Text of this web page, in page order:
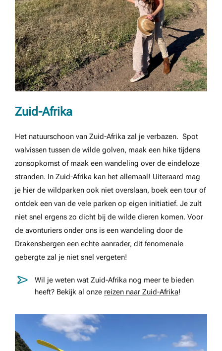
Zuid-Afrika
Het natuurschoon van Zuid-Afrika zal je verbazen. Spot
walvissen tussen de wilde golven, maak een hike tijdens
zonsopkomst of maak een wandeling over de eindeloze
stranden. In Zuid-Afrika kan het allemaal! Uiteraard mag
je hier de wildparken ook niet overslaan, boek een tour of
ontdek een van de vele parken op eigen initiatief. Je zult
niet snel ergens zo dicht bij de wilde dieren komen. Voor
de avonturiers onder ons is een wandeling door de
Drakensbergen een echte aanrader, dit fenomenale
gebergte zal je niet snel vergeten!
Wil je weten wat Zuid-Afrika nog meer te bieden
heeft? Bekijk al onze reizen naar Zuid-Afrika!